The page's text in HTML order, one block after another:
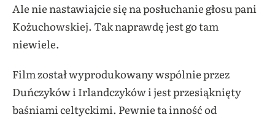
Ale nie nastawiajcie się na posłuchanie głosu pani
Kożuchowskiej. Tak naprawdę jest go tam
niewiele.
Film został wyprodukowany wspólnie przez
Duńczyków i Irlandczyków i jest przesiąknięty
baśniami celtyckimi. Pewnie ta inność od